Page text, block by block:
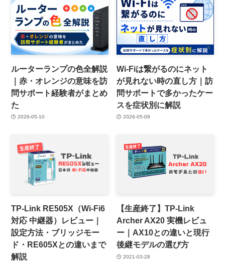
ルーターランプの色全解説
｜赤・オレンジの意味を訪
問サポート経験者がまとめ
た
2026-05-10
Wi-Fiは繋がるのにネット
が見れない時の直し方｜訪
問サポートで多かったケー
スを症状別に解説
2026-05-09
TP-Link RE505X（Wi-Fi6
対応 中継器）レビュー｜
設定方法・ブリッジモー
ド・RE605Xとの違いまで
解説
【生産終了】TP-Link
Archer AX20 実機レビュ
ー｜AX10との違いと現行
後継モデルの選び方
2021-03-28